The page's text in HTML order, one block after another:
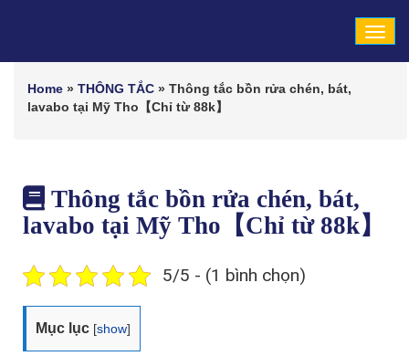
Home » THÔNG TẮC » Thông tắc bồn rửa chén, bát,
lavabo tại Mỹ Tho【Chỉ từ 88k】
Thông tắc bồn rửa chén, bát,
lavabo tại Mỹ Tho【Chỉ từ 88k】
5/5 - (1 bình chọn)
Mục lục [show]